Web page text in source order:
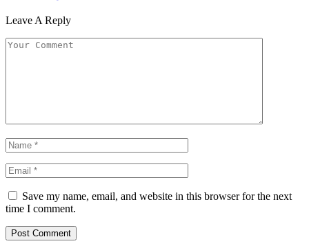
Leave A Reply
Save my name, email, and website in this browser for the next
time I comment.